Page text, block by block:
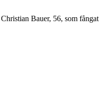
Bauer, 56, som fångat